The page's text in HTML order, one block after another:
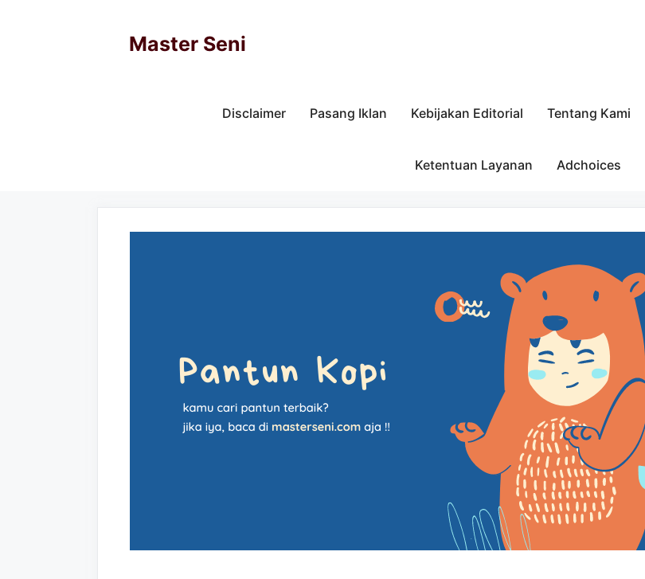
Master Seni
Disclaimer Pasang Iklan Kebijakan Editorial Tentang Kami
Ketentuan Layanan Adchoices